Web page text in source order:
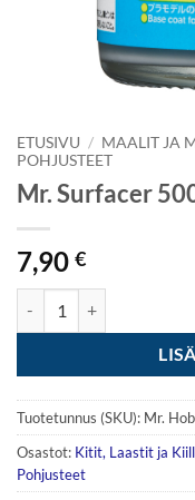
ETUSIVU / MAALIT JA
POHJUSTEET
Mr. Surfacer
7,90 €
Tuotetunnus (SKU): Mr.
Osastot: Kitit, Laastit ja
Pohjusteet